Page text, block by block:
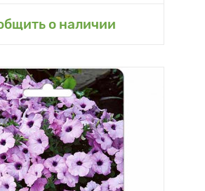
о наличии